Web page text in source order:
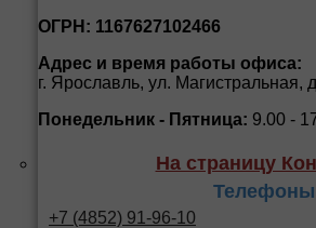
ОГРН: 1167627102466
Адрес и время работы офиса:
г. Ярославль, ул. Магистральная,
Понедельник - Пятница: 9.00 -
На страницу
Телефоны
+7 (4852) 91-96-10